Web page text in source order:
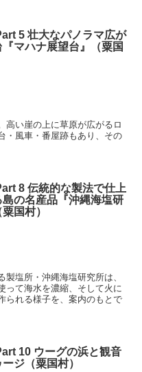
5 壮大なパノラマ広が
『マハナ展望台』（粟国
高い崖の上に草原が広がるロ
・風車・番屋跡もあり、その
8 伝統的な製法で仕上
島の名産品『沖縄海塩研
国村）
塩所・沖縄海塩研究所は、
って海水を濃縮、そして火に
られる様子を、案内のもとで
10 ウーグの浜と観音
ジ（粟国村）